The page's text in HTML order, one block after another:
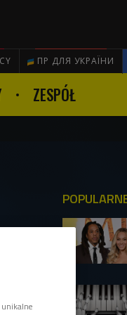
ПР ДЛЯ УКРАЇНИ
ZESPÓŁ